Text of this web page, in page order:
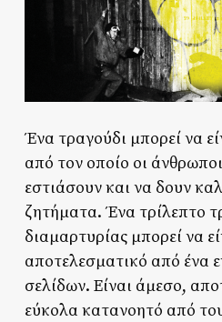
Ένα τραγούδι μπορεί να
από τον οποίο οι
εστιάσουν και να δουν
ζητήματα. Ένα τρίλεπτο
διαμαρτυρίας μπορεί να
αποτελεσματικό από ένα
σελίδων. Είναι άμεσο,
εύκολα κατανοητό από